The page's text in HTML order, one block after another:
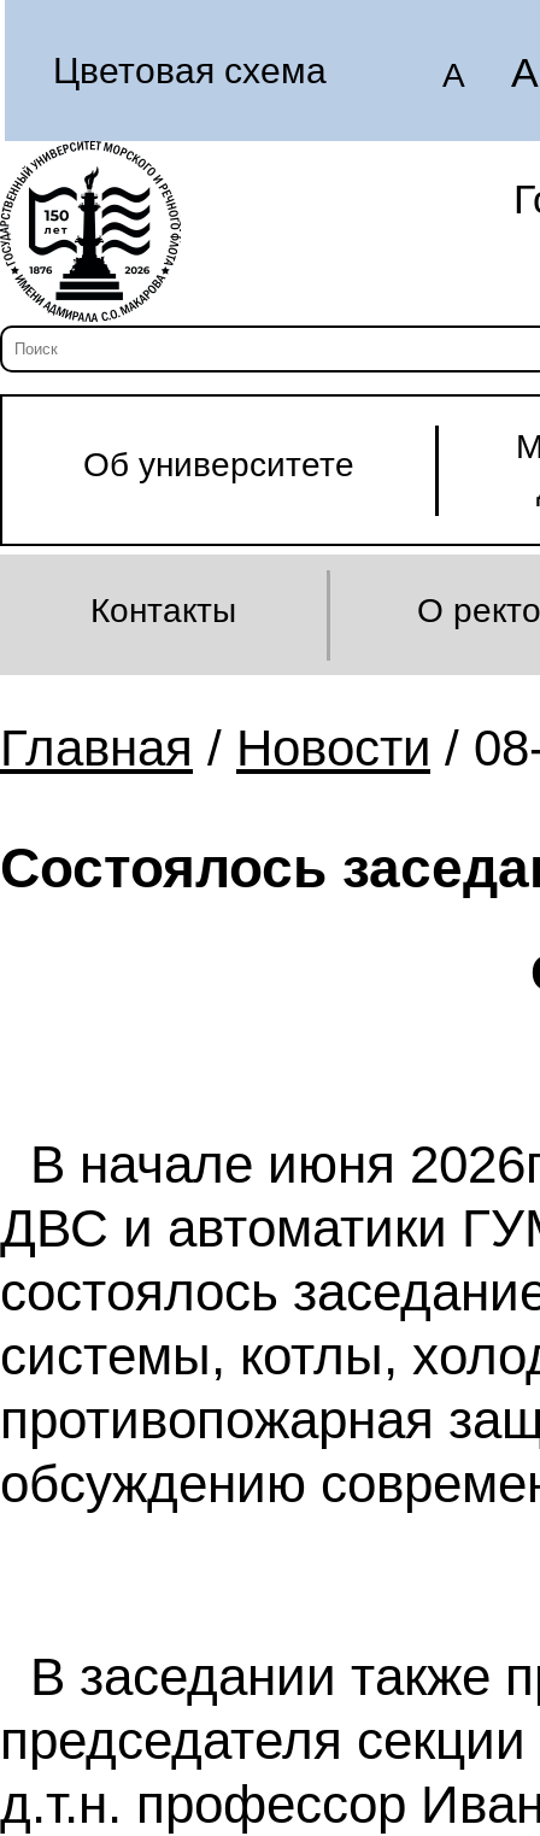
Цветовая схема A A
Об университете
Контакты О
Главная / Новости /
Состоялось
В начале июня
ДВС и автоматики
состоялось
системы, котлы,
противопожарная
обсуждению
В заседании также
председателя
д.т.н. профессор